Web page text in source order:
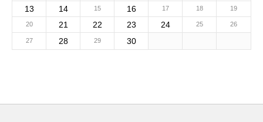
13 14 15 16 17 18 19
20 21 22 23 24 25 26
27 28 29 30